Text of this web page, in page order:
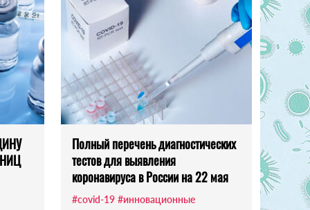
Полный перечень диагностических
тестов для выявления
коронавируса в России на 22 мая
#covid-19 #инновационные